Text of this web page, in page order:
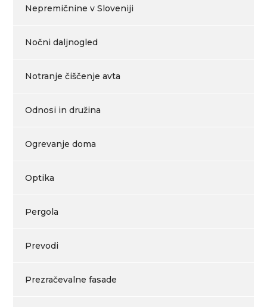
Nepremičnine v Sloveniji
Nočni daljnogled
Notranje čiščenje avta
Odnosi in družina
Ogrevanje doma
Optika
Pergola
Prevodi
Prezračevalne fasade